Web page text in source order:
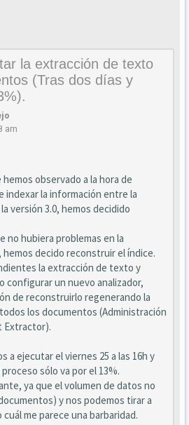
la extracción de texto
(Tras dos días y
am
observado a la hora de
indexar la información entre la
versión 3.0, hemos decidido
no hubiera problemas en la
decido reconstruir el índice.
la extracción de texto y
configurar un nuevo analizador,
de reconstruirlo regenerando la
los documentos (Administración
Extractor).
a ejecutar el viernes 25 a las 16h y
sólo va por el 13%.
ya que el volumen de datos no
y nos podemos tirar a
me parece una barbaridad.